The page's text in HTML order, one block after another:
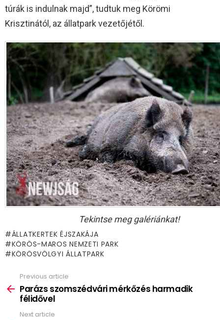
túrák is indulnak majd”, tudtuk meg Körömi
Krisztinától, az állatpark vezetőjétől.
Tekintse meg galériánkat!
ÁLLATKERTEK ÉJSZAKÁJA
KÖRÖS-MAROS NEMZETI PARK
KÖRÖSVÖLGYI ÁLLATPARK
more
Previous article
Parázs szomszédvári mérkőzés harmadik
félidővel
Next article